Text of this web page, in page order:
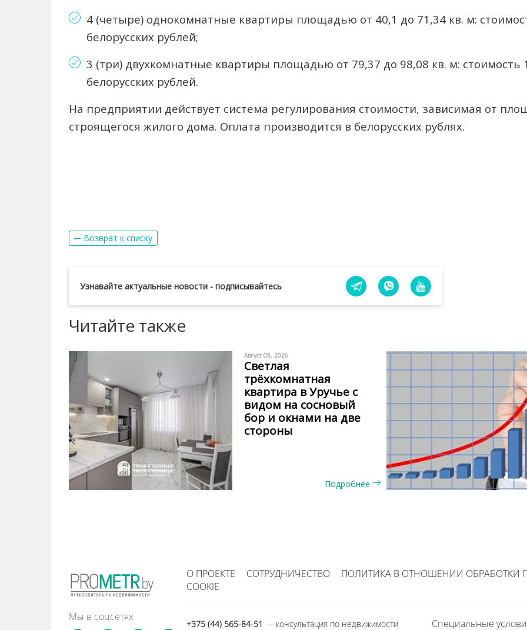
4 (четыре) однокомнатные квартиры площадью от 40,1 до 71,34 кв. м:
белорусских рублей;
3 (три) двухкомнатные квартиры площадью от 79,37 до 98,08 кв. м: стоимость
белорусских рублей.
На предприятии действует система регулирования стоимости, зависимая от
строящегося жилого дома. Оплата производится в белорусских рублях.
Возврат к списку
Узнавайте актуальные новости - подписывайтесь
Читайте также
Август 09, 2026
Светлая
трёхкомнатная
квартира в Уручье с
видом на сосновый
бор и окнами на две
стороны
Подробнее
Мы в соцсетях
О ПРОЕКТЕ СОТРУДНИЧЕСТВО
ПОЛИТИКА В ОТНОШЕНИИ ОБРАБОТКИ
COOKIE
+375 (44) 565-84-51 — консультация по недвижимости Специальные